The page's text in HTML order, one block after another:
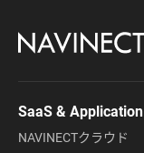
SaaS & Application
NAVINECTクラウド